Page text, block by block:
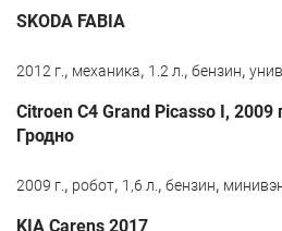
SKODA FABIA
2012 г., механика, 1.2 л., бензин,
Citroen C4 Grand Picasso I, 2009
Гродно
2009 г., робот, 1,6 л., бензин,
KIA Carens 2017